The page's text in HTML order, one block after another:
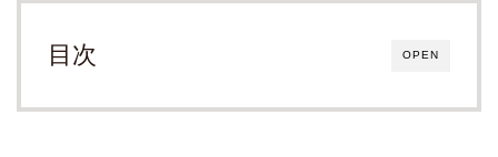
OPEN
目次